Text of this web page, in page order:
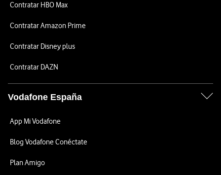
Contratar HBO Max
Contratar Amazon Prime
Contratar Disney plus
Contratar DAZN
Vodafone España
App Mi Vodafone
Blog Vodafone Conéctate
Plan Amigo